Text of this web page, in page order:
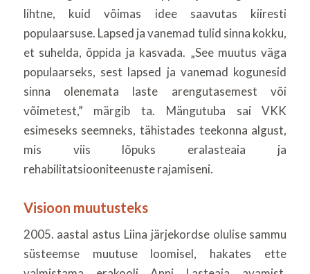
lihtne, kuid võimas idee saavutas kiiresti
populaarsuse. Lapsed ja vanemad tulid sinna kokku,
et suhelda, õppida ja kasvada. „See muutus väga
populaarseks, sest lapsed ja vanemad kogunesid
sinna olenemata laste arengutasemest või
võimetest,” märgib ta. Mängutuba sai VKK
esimeseks seemneks, tähistades teekonna algust,
mis viis lõpuks eralasteaia ja
rehabilitatsiooniteenuste rajamiseni.
Visioon muutusteks
2005. aastal astus Liina järjekordse olulise sammu
süsteemse muutuse loomisel, hakates ette